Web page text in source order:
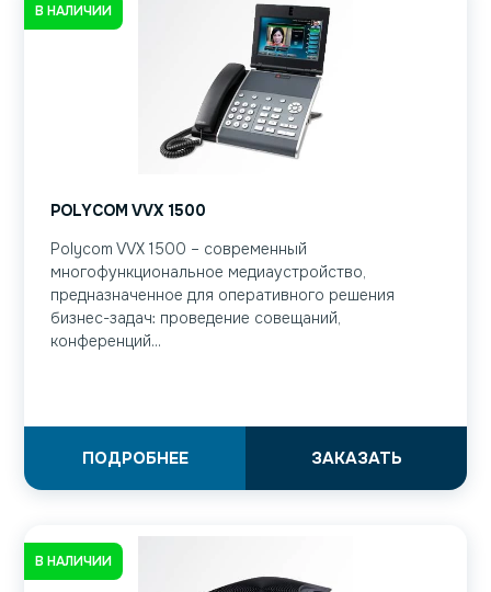
В НАЛИЧИИ
POLYCOM VVX 1500
Polycom VVX 1500 – современный
многофункциональное медиаустройство,
предназначенное для оперативного решения
бизнес-задач: проведение совещаний,
конференций...
ЗАКАЗАТЬ
ПОДРОБНЕЕ
В НАЛИЧИИ